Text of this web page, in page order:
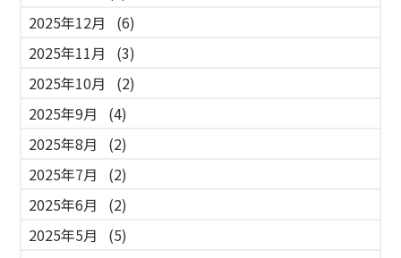
2025年12月
(6)
2025年11月
(3)
2025年10月
(2)
2025年9月
(4)
2025年8月
(2)
2025年7月
(2)
2025年6月
(2)
2025年5月
(5)